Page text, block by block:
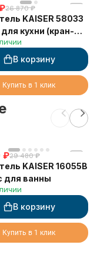
26 870 ₽
KAISER 58033
кухни (кран-
В корзину
Купить в 1 клик
₽29 480 ₽
KAISER 16055B
для ванны
В корзину
Купить в 1 клик